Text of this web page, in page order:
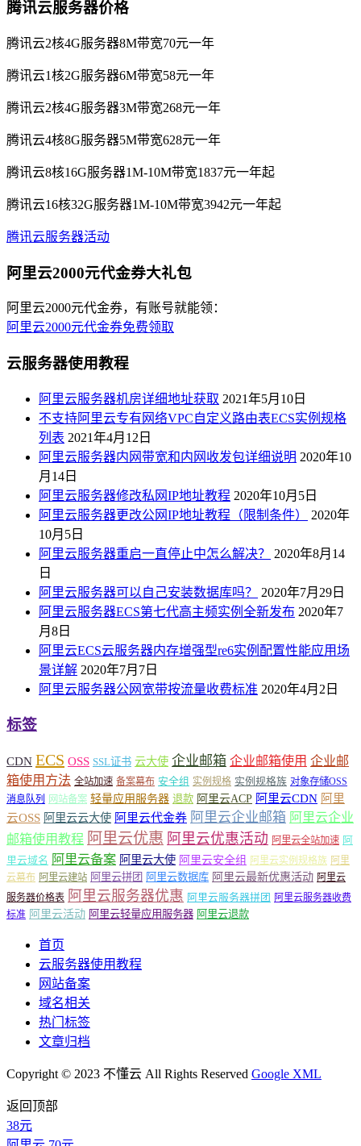
腾讯云服务器价格
腾讯云2核4G服务器8M带宽70元一年
腾讯云1核2G服务器6M带宽58元一年
腾讯云2核4G服务器3M带宽268元一年
腾讯云4核8G服务器5M带宽628元一年
腾讯云8核16G服务器1M-10M带宽1837元一年起
腾讯云16核32G服务器1M-10M带宽3942元一年起
腾讯云服务器活动
阿里云2000元代金券大礼包
阿里云2000元代金券，有账号就能领：
阿里云2000元代金券免费领取
云服务器使用教程
阿里云服务器机房详细地址获取 2021年5月10日
不支持阿里云专有网络VPC自定义路由表ECS实例规格
列表 2021年4月12日
阿里云服务器内网带宽和内网收发包详细说明 2020年10
月14日
阿里云服务器修改私网IP地址教程 2020年10月5日
阿里云服务器更改公网IP地址教程（限制条件）
2020年
10月5日
阿里云服务器重启一直停止中怎么解决？
2020年8月14
日
阿里云服务器可以自己安装数据库吗？
2020年7月29日
阿里云服务器ECS第七代高主频实例全新发布 2020年7
月8日
阿里云ECS云服务器内存增强型re6实例配置性能应用场
景详解 2020年7月7日
阿里云服务器公网宽带按流量收费标准 2020年4月2日
标签
CDN ECS OSS SSL证书 云大使 企业邮箱 企业邮箱使用 企业邮
箱使用方法 全站加速 备案幕布 安全组 实例规格 实例规格族 对象存储OSS
消息队列
网站备案 轻量应用服务器 退款 阿里云ACP 阿里云CDN 阿里
云OSS 阿里云云大使 阿里云代金券 阿里云企业邮箱 阿里云企业
邮箱使用教程 阿里云优惠 阿里云优惠活动 阿里云全站加速 阿
里云域名 阿里云备案 阿里云大使 阿里云安全组 阿里云实例规格族 阿里
云幕布 阿里云建站 阿里云拼团 阿里云数据库 阿里云最新优惠活动 阿里云
服务器价格表 阿里云服务器优惠 阿里云服务器拼团 阿里云服务器收费
标准 阿里云活动 阿里云轻量应用服务器 阿里云退款
首页
云服务器使用教程
网站备案
域名相关
热门标签
文章归档
Copyright © 2023 不懂云 All Rights Reserved Google XML
返回顶部
38元